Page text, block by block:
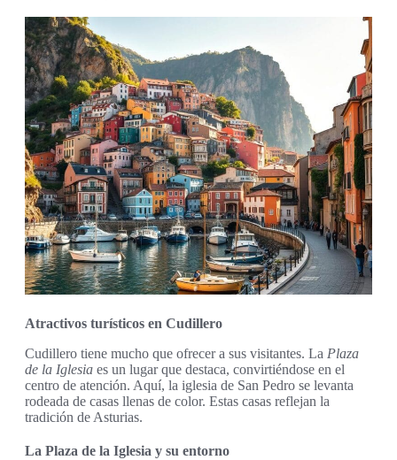
Atractivos turísticos en Cudillero
Cudillero tiene mucho que ofrecer a sus visitantes. La Plaza
de la Iglesia es un lugar que destaca, convirtiéndose en el
centro de atención. Aquí, la iglesia de San Pedro se levanta
rodeada de casas llenas de color. Estas casas reflejan la
tradición de Asturias.
La Plaza de la Iglesia y su entorno